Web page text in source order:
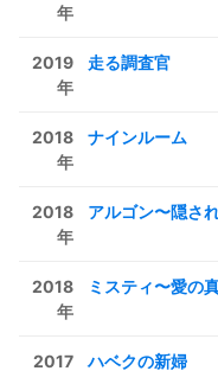
年
2019
年
走る調査官
2018
年
ナインルーム
2018
年
アルゴン〜隠さ
2018
年
ミスティ〜愛の
2017
ハベクの新婦